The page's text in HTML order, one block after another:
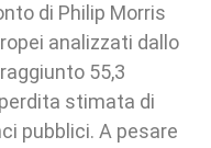
di Philip Morris
analizzati dallo
55,3
stimata di
pubblici. A pesare